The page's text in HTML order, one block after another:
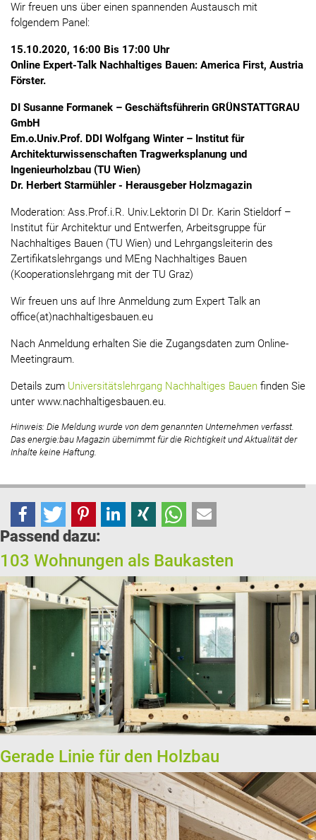
Wir freuen uns über einen spannenden Austausch mit
folgendem Panel:
15.10.2020, 16:00 Bis 17:00 Uhr
Online Expert-Talk Nachhaltiges Bauen: America First, Austria
Förster.
DI Susanne Formanek – Geschäftsführerin GRÜNSTATTGRAU
GmbH
Em.o.Univ.Prof. DDI Wolfgang Winter – Institut für
Architekturwissenschaften Tragwerksplanung und
Ingenieurholzbau (TU Wien)
Dr. Herbert Starmühler - Herausgeber Holzmagazin
Moderation: Ass.Prof.i.R. Univ.Lektorin DI Dr. Karin Stieldorf –
Institut für Architektur und Entwerfen, Arbeitsgruppe für
Nachhaltiges Bauen (TU Wien) und Lehrgangsleiterin des
Zertifikatslehrgangs und MEng Nachhaltiges Bauen
(Kooperationslehrgang mit der TU Graz)
Wir freuen uns auf Ihre Anmeldung zum Expert Talk an
office(at)nachhaltigesbauen.eu
Nach Anmeldung erhalten Sie die Zugangsdaten zum Online-
Meetingraum.
Details zum Universitätslehrgang Nachhaltiges Bauen finden Sie
unter www.nachhaltigesbauen.eu.
Hinweis: Die Meldung wurde von dem genannten Unternehmen verfasst.
Das energie:bau Magazin übernimmt für die Richtigkeit und Aktualität der
Inhalte keine Haftung.
Passend dazu:
103 Wohnungen als Baukasten
Gerade Linie für den Holzbau